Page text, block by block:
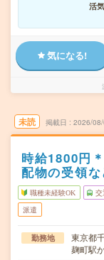
活
気になる!
未読 掲載日 2026/
時給1800円
配物の受領
職種未経験OK 交
派遣
勤務地
東京都
麹町駅